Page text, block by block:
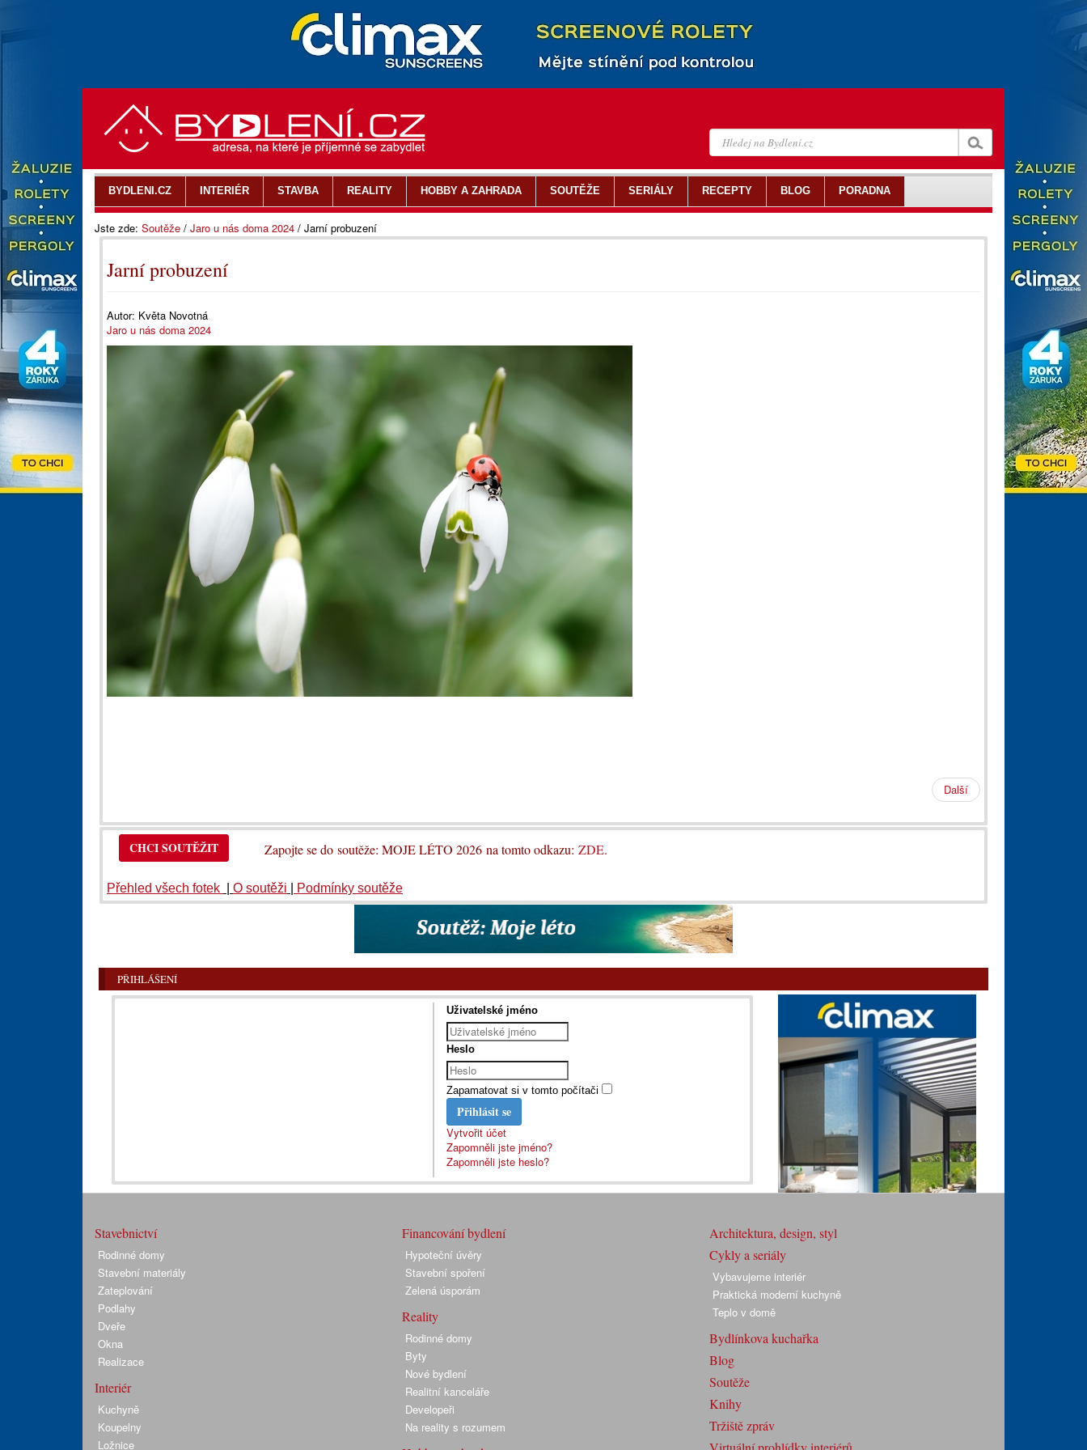
Jste zde: Soutěže / Jaro u nás doma 2024 / Jarní probuzení
Jarní probuzení
Autor: Květa Novotná
Jaro u nás doma 2024
Další
CHCI SOUTĚŽIT Zapojte se do soutěže: MOJE LÉTO 2026 na tomto odkazu: ZDE.
Přehled všech fotek O soutěži Podmínky soutěže
PŘIHLÁŠENÍ
Uživatelské jméno
Heslo
Zapamatovat si v tomto počítači
Přihlásit se
Vytvořit účet
Zapomněli jste jméno?
Zapomněli jste heslo?
BYDLENI.CZ INTERIÉR STAVBA REALITY HOBBY A ZAHRADA SOUTĚŽE SERIÁLY RECEPTY BLOG PORADNA
Stavebnictví
Rodinné domy
Stavební materiály
Zateplování
Podlahy
Dveře
Okna
Realizace
Interiér
Kuchyně
Koupelny
Ložnice
Financování bydlení
Hypoteční úvěry
Stavební spoření
Zelená úsporám
Reality
Rodinné domy
Byty
Nové bydlení
Realitní kanceláře
Developeři
Na reality s rozumem
Architektura, design, styl
Cykly a seriály
Vybavujeme interiér
Praktická moderní kuchyně
Teplo v domě
Bydlínkova kuchařka
Blog
Soutěže
Knihy
Tržiště zpráv